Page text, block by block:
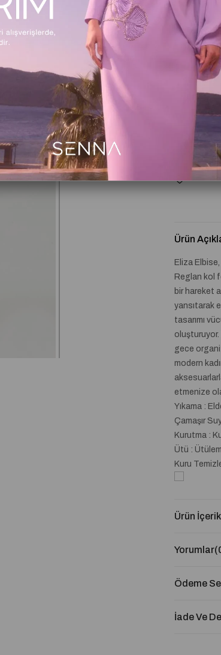
Beden
Ürün
Eliza
Reglan kol
bir hareket
yansıtarak
tasarımı
oluşturuyor.
gece
modern
etmenize
Yıkama :
Çamaşır
Kurutma :
Ütü :
Kuru
Ürün
Yorumlar
Ödeme
İade Ve